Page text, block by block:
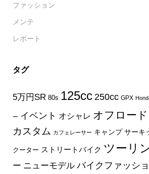
ファッション
メンテ
レポート
タグ
5万円SR 80s 125cc 250cc GPX
ー イベント オシャレ オフロード
カスタム カフェレーサー キャンプ サーキ
クーター ストリートバイク ツーリ
ー ニューモデル バイクファッシ